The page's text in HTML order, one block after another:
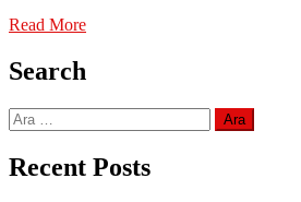
Read More
Search
Arama:
Recent Posts